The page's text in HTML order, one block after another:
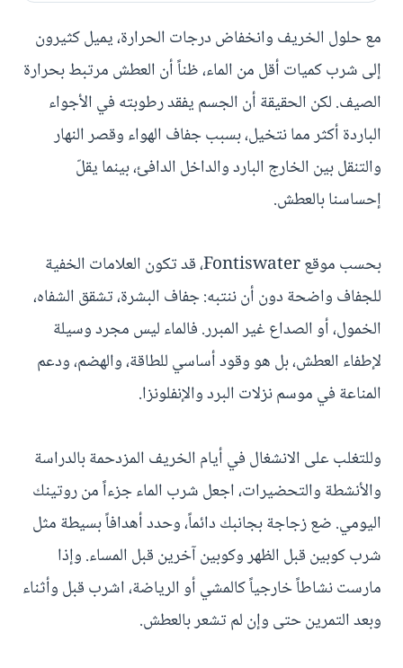
مع حلول الخريف وانخفاض درجات الحرارة، يميل كثيرون
إلى شرب كميات أقل من الماء، ظناً أن العطش مرتبط بحرارة
الصيف. لكن الحقيقة أن الجسم يفقد رطوبته في الأجواء
الباردة أكثر مما نتخيل، بسبب جفاف الهواء وقصر النهار
والتنقل بين الخارج البارد والداخل الدافئ، بينما يقلّ
إحساسنا بالعطش.
بحسب موقع Fontiswater، قد تكون العلامات الخفية
للجفاف واضحة دون أن ننتبه: جفاف البشرة، تشقق الشفاه،
الخمول، أو الصداع غير المبرر. فالماء ليس مجرد وسيلة
لإطفاء العطش، بل هو وقود أساسي للطاقة، والهضم، ودعم
المناعة في موسم نزلات البرد والإنفلونزا.
وللتغلب على الانشغال في أيام الخريف المزدحمة بالدراسة
والأنشطة والتحضيرات، اجعل شرب الماء جزءاً من روتينك
اليومي. ضع زجاجة بجانبك دائماً، وحدد أهدافاً بسيطة مثل
شرب كوبين قبل الظهر وكوبين آخرين قبل المساء. وإذا
مارست نشاطاً خارجياً كالمشي أو الرياضة، اشرب قبل وأثناء
وبعد التمرين حتى وإن لم تشعر بالعطش.